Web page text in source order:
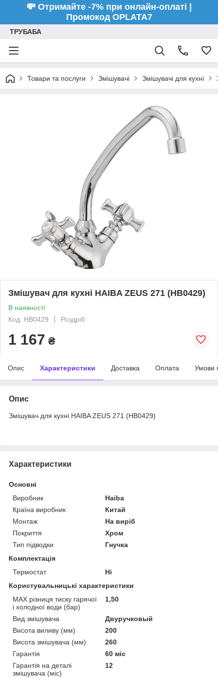
💸 Отримайте -7% при онлайн-оплаті |
Промокод OPLATA7
ТРУБАБА
Товари та послуги Змішувачі Змішувачі для кухні
Змішувач для кухні HAIBA ZEUS 271 (HB0429)
В наявності
Код: HB0429
Роздріб
1 167 ₴
Опис Характеристики Доставка Оплата Умови
Опис
Змішувач для кухні HAIBA ZEUS 271 (HB0429)
Характеристики
Основні
Виробник
Haiba
Країна виробник
Китай
Монтаж
На виріб
Покриття
Хром
Тип підводки
Гнучка
Комплектація
Термостат
Ні
Користувальницькі характеристики
MAX різниця тиску гарячої
і холодної води (бар)
1,50
Вид змішувача
Двуручковый
Висота виливу (мм)
200
Висота змішувача (мм)
260
Гарантія
60 міс
Гарантія на деталі
змішувача (міс)
12